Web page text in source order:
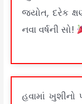
જ્યોત, દરેક
નવા વર્ષની સો!
હવામાં